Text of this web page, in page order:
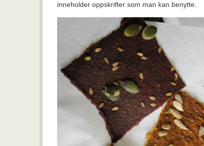
inneholder oppskrifter som man kan benytte.